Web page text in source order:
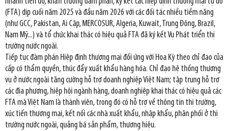
(FTA) dịp cuối năm 2025 và đầu năm 2026 với các đối tác nhiều tiềm năng
(như GCC, Pakistan, Ai Cập, MERCOSUR, Algeria, Kuwait, Trung Đông, Brazil,
Nam Mỹ...) và tổ chức khai thác có hiệu quả FTA đã ký kết Vụ Phát triển thị
trường nước ngoài.
Tiếp tục đàm phán Hiệp định thương mại đối ứng với Hoa Kỳ theo chỉ đạo của
cấp có thẩm quyền, thúc đẩy xuất khẩu hàng hóa. Chỉ đạo hệ thống thương
vụ ở nước ngoài tăng cường hỗ trợ doanh nghiệp Việt Nam; tập trung hỗ trợ
các địa phương, hiệp hội ngành hàng, doanh nghiệp khai thác có hiệu quả các
FTA mà Việt Nam là thành viên, trong đó có hỗ trợ về thông tin thị trường,
xúc tiến thương mại, kết nối các nhà xuất khẩu, nhập khẩu, phân phối ở thị
trường nước ngoài, quảng bá sản phẩm, thương hiệu.